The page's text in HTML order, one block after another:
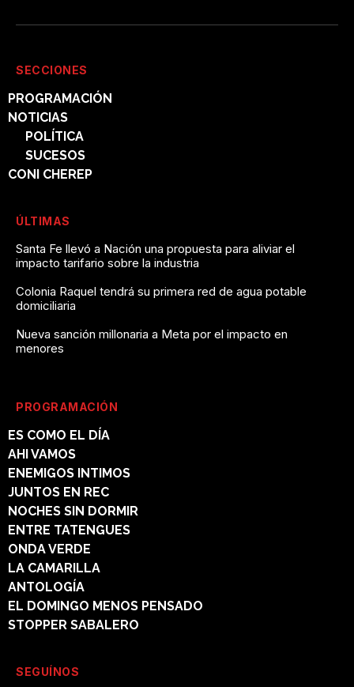
SECCIONES
PROGRAMACIÓN
NOTICIAS
POLÍTICA
SUCESOS
CONI CHEREP
ÚLTIMAS
Santa Fe llevó a Nación una propuesta para aliviar el
impacto tarifario sobre la industria
Colonia Raquel tendrá su primera red de agua potable
domiciliaria
Nueva sanción millonaria a Meta por el impacto en
menores
PROGRAMACIÓN
ES COMO EL DÍA
AHI VAMOS
ENEMIGOS INTIMOS
JUNTOS EN REC
NOCHES SIN DORMIR
ENTRE TATENGUES
ONDA VERDE
LA CAMARILLA
ANTOLOGÍA
EL DOMINGO MENOS PENSADO
STOPPER SABALERO
SEGUÍNOS